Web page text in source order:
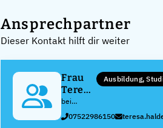
Ansprechpartner
Dieser Kontakt hilft dir weiter
Frau
Teresa
Halder
bei
Hermann
WALDNER
Ausbildung,
07522986150